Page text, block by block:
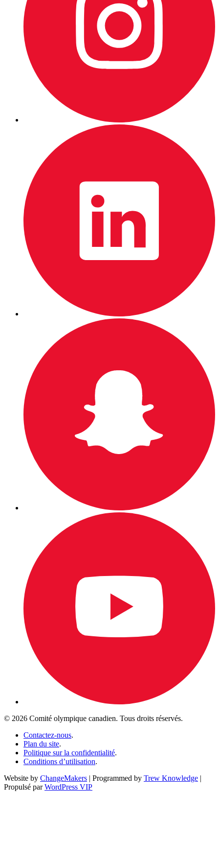
© 2026 Comité olympique canadien. Tous droits réservés.
Contactez-nous.
Plan du site.
Politique sur la confidentialité.
Conditions d’utilisation.
Website by ChangeMakers | Programmed by Trew Knowledge |
Propulsé parWordPress VIP